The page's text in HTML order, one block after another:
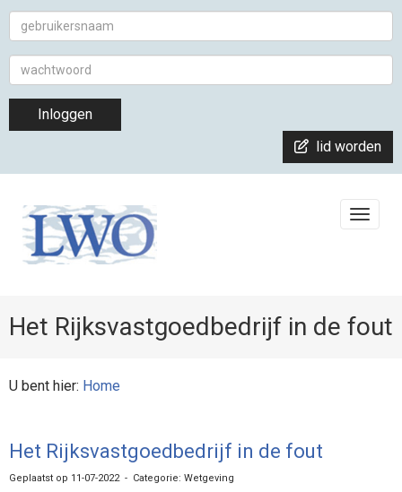
Inloggen
lid worden
Het Rijksvastgoedbedrijf in de fout
U bent hier: Home
Het Rijksvastgoedbedrijf in de fout
Geplaatst op 11-07-2022 - Categorie: Wetgeving